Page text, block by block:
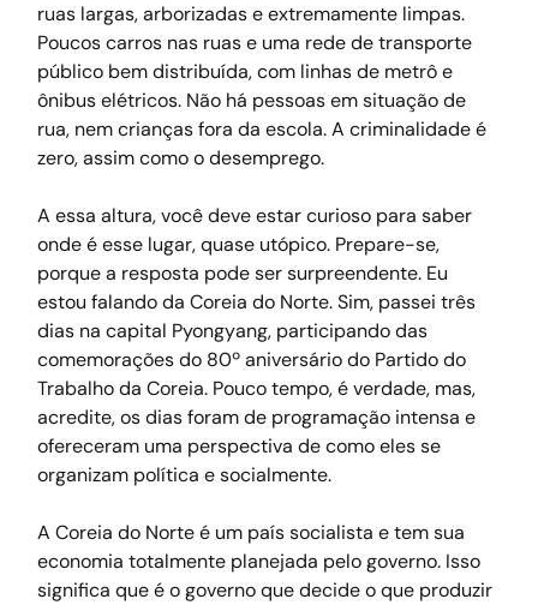
ruas largas, arborizadas e extremamente limpas.
Poucos carros nas ruas e uma rede de transporte
público bem distribuída, com linhas de metrô e
ônibus elétricos. Não há pessoas em situação de
rua, nem crianças fora da escola. A criminalidade é
zero, assim como o desemprego.
A essa altura, você deve estar curioso para saber
onde é esse lugar, quase utópico. Prepare-se,
porque a resposta pode ser surpreendente. Eu
estou falando da Coreia do Norte. Sim, passei três
dias na capital Pyongyang, participando das
comemorações do 80º aniversário do Partido do
Trabalho da Coreia. Pouco tempo, é verdade, mas,
acredite, os dias foram de programação intensa e
ofereceram uma perspectiva de como eles se
organizam política e socialmente.
A Coreia do Norte é um país socialista e tem sua
economia totalmente planejada pelo governo. Isso
significa que é o governo que decide o que produzir